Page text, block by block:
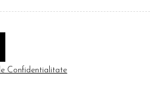
Confidentialitate